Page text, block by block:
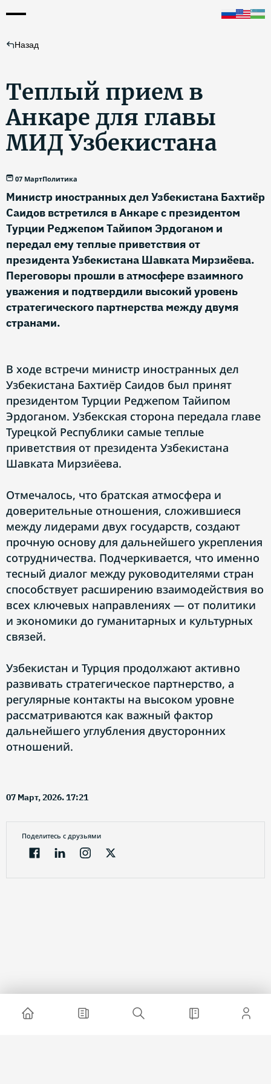
Назад
Теплый прием в
Анкаре для главы
МИД Узбекистана
07 МартПолитика
Министр иностранных дел Узбекистана Бахтиёр
Саидов встретился в Анкаре с президентом
Турции Реджепом Тайипом Эрдоганом и
передал ему теплые приветствия от
президента Узбекистана Шавката Мирзиёева.
Переговоры прошли в атмосфере взаимного
уважения и подтвердили высокий уровень
стратегического партнерства между двумя
странами.
В ходе встречи министр иностранных дел
Узбекистана Бахтиёр Саидов был принят
президентом Турции Реджепом Тайипом
Эрдоганом. Узбекская сторона передала главе
Турецкой Республики самые теплые
приветствия от президента Узбекистана
Шавката Мирзиёева.
Отмечалось, что братская атмосфера и
доверительные отношения, сложившиеся
между лидерами двух государств, создают
прочную основу для дальнейшего укрепления
сотрудничества. Подчеркивается, что именно
тесный диалог между руководителями стран
способствует расширению взаимодействия во
всех ключевых направлениях — от политики
и экономики до гуманитарных и культурных
связей.
Узбекистан и Турция продолжают активно
развивать стратегическое партнерство, а
регулярные контакты на высоком уровне
рассматриваются как важный фактор
дальнейшего углубления двусторонних
отношений.
07 Март, 2026. 17:21
Поделитесь с друзьями